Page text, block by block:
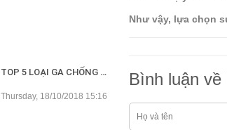
TOP 5 LOẠI GA CHỐNG THẤM TỐT NHẤT HIỆN NAY
Thursday, 18/10/2018 15:16
Như vậy, lựa chọn
Bình luận về